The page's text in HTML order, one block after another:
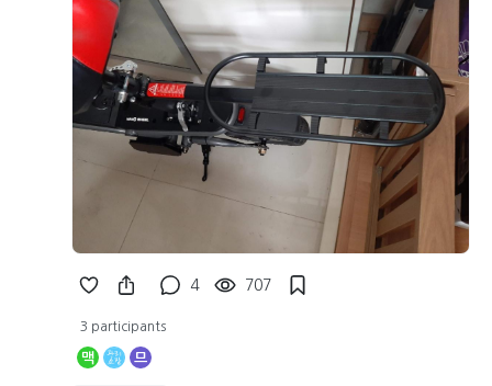
4 707
3 participants
맥 므